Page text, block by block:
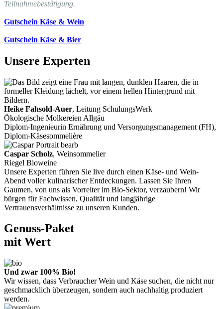
Teilnahmebestätigung.
Gutschein Käse & Wein
Gutschein Käse & Bier
Unsere Experten
Heike Fahsold-Auer, Leitung SchulungsWerk
Ökologische Molkereien Allgäu
Diplom-Ingenieurin Ernährung und Versorgungsmanagement (FH),
Diplom-Käsesommelière
Caspar Scholz, Weinsommelier
Riegel Bioweine
Unsere Experten führen Sie live durch einen Käse- und Wein-
Abend voller kulinarischer Entdeckungen. Lassen Sie Ihren
Gaumen, von uns als Vorreiter im Bio-Sektor, verzaubern! Wir
bürgen für Fachwissen, Qualität und langjährige
Vertrauensverhältnisse zu unseren Kunden.
Genuss-Paket
mit Wert
Und zwar 100% Bio!
Wir wissen, dass Verbraucher Wein und Käse suchen, die nicht nur
geschmacklich überzeugen, sondern auch nachhaltig produziert
werden.